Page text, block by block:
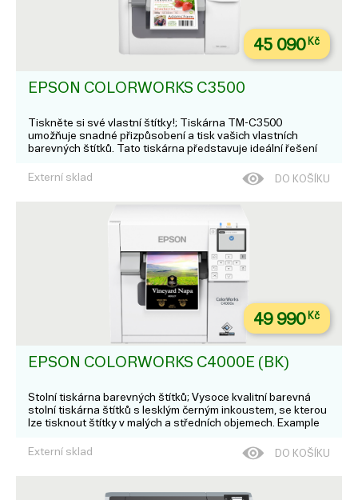
45 090Kč
EPSON COLORWORKS C3500
Tiskněte si své vlastní štítky!; Tiskárna TM-C3500
umožňuje snadné přizpůsobení a tisk vašich vlastních
barevných štítků. Tato tiskárna představuje ideální řešení
tisk štítků na obaly s bare...
Externí sklad DO KOŠÍKU
49 990Kč
EPSON COLORWORKS C4000E (BK)
Stolní tiskárna barevných štítků; Vysoce kvalitní barevná
stolní tiskárna štítků s lesklým černým inkoustem, se kterou
lze tisknout štítky v malých a středních objemech. Example
DTPobchod.cz Product Page; c...
Externí sklad DO KOŠÍKU